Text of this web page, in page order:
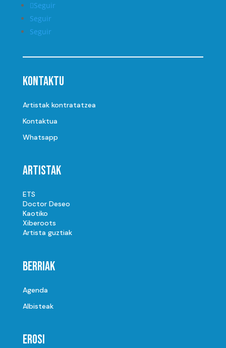
Seguir
Seguir
Seguir
Kontaktu
Artistak kontratatzea
Kontaktua
Whatsapp
Artistak
ETS
Doctor Deseo
Kaotiko
Xiberoots
Artista guztiak
Berriak
Agenda
Albisteak
Erosi